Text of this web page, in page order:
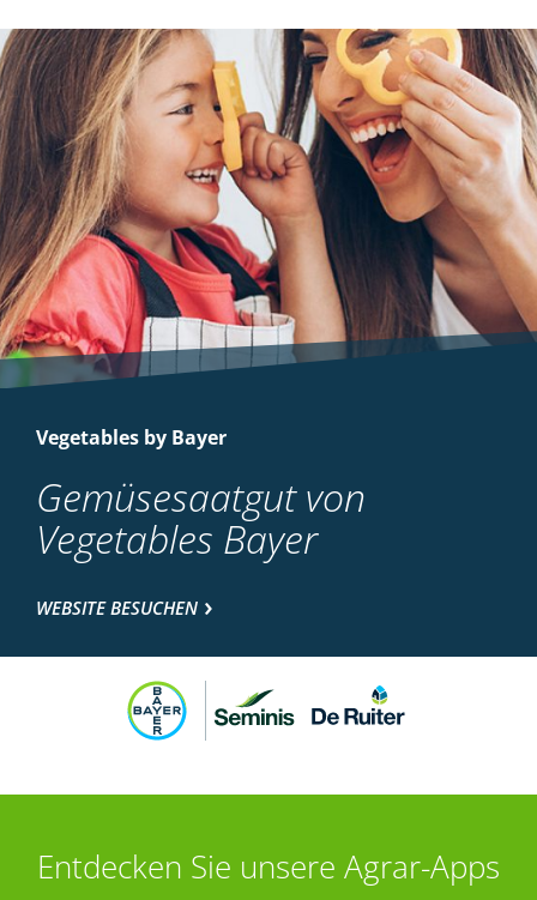
Vegetables by Bayer
Gemüsesaatgut von
Vegetables Bayer
WEBSITE BESUCHEN
Entdecken Sie unsere Agrar-Apps